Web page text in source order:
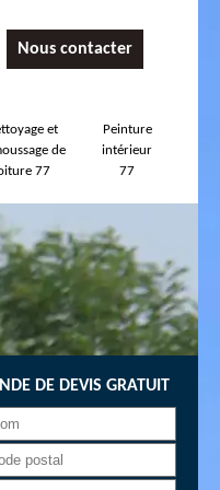
Nous contacter
et
de
77
Peinture
intérieur
77
DE DEVIS GRATUIT